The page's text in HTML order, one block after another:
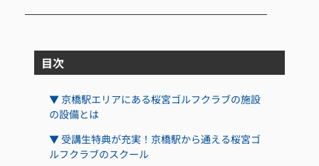
目次
▼ 京橋駅エリアにある桜宮ゴルフクラブの施設
の設備とは
▼ 受講生特典が充実！京橋駅から通える桜宮ゴ
ルフクラブのスクール